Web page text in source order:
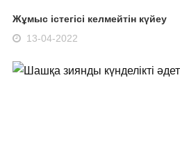
Жұмыс істегісі келмейтін күйеу
13-04-2022